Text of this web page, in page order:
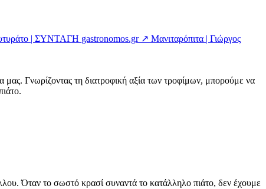
| ΣΥΝΤΑΓΗ gastronomos.gr ↗ Μανιταρόπιτα | Γιώργος
Γνωρίζοντας τη διατροφική αξία των τροφίμων, μπορούμε να
Όταν το σωστό κρασί συναντά το κατάλληλο πιάτο, δεν έχουμε